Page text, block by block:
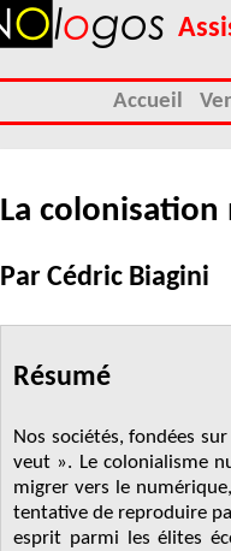
Accueil
La
Par Cédric Biagini
Résumé
Nos sociétés, fondées
veut ». Le colonialisme
migrer vers le
tentative de reproduire
esprit parmi les élites